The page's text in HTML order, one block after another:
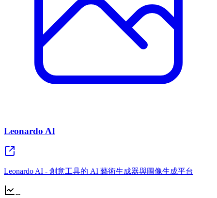
Leonardo AI
Leonardo AI - 創意工具的 AI 藝術生成器與圖像生成平台
--